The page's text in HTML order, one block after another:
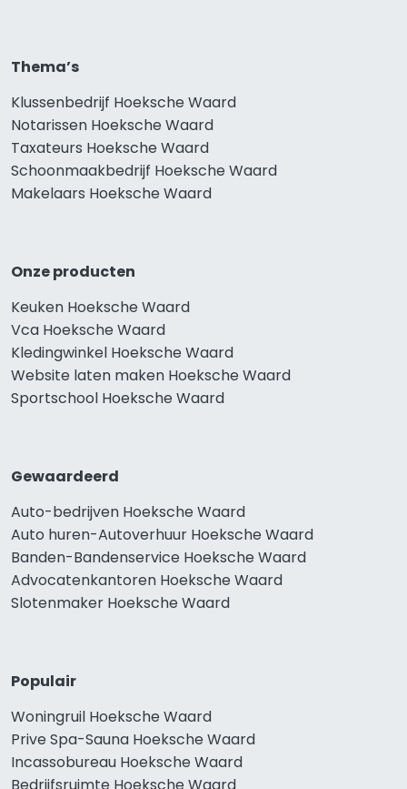
Thema’s
Klussenbedrijf Hoeksche Waard
Notarissen Hoeksche Waard
Taxateurs Hoeksche Waard
Schoonmaakbedrijf Hoeksche Waard
Makelaars Hoeksche Waard
Onze producten
Keuken Hoeksche Waard
Vca Hoeksche Waard
Kledingwinkel Hoeksche Waard
Website laten maken Hoeksche Waard
Sportschool Hoeksche Waard
Gewaardeerd
Auto-bedrijven Hoeksche Waard
Auto huren-Autoverhuur Hoeksche Waard
Banden-Bandenservice Hoeksche Waard
Advocatenkantoren Hoeksche Waard
Slotenmaker Hoeksche Waard
Populair
Woningruil Hoeksche Waard
Prive Spa-Sauna Hoeksche Waard
Incassobureau Hoeksche Waard